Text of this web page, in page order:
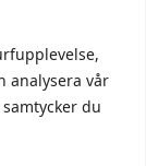
analysera vår
du